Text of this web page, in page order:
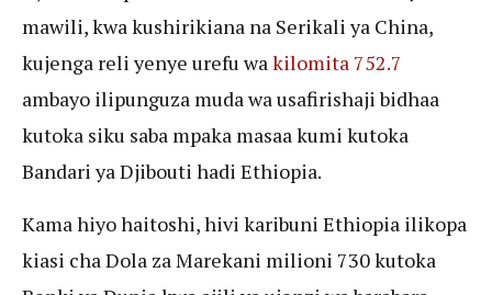
mawili, kwa kushirikiana na Serikali ya China,
kujenga reli yenye urefu wakilomita 752.7
ambayo ilipunguza muda wa usafirishaji bidhaa
kutoka siku saba mpaka masaa kumi kutoka
Bandari ya Djibouti hadi Ethiopia.
Kama hiyo haitoshi, hivi karibuni Ethiopia ilikopa
kiasi cha Dola za Marekani milioni 730 kutoka